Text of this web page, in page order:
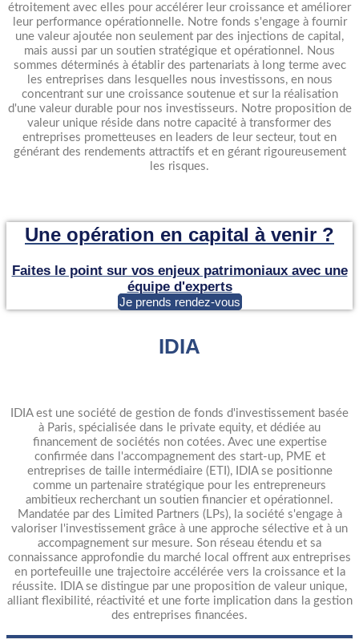
étroitement avec elles pour accélérer leur croissance et améliorer
leur performance opérationnelle. Notre fonds s'engage à fournir
une valeur ajoutée non seulement par des injections de capital,
mais aussi par un soutien stratégique et opérationnel. Nous
sommes déterminés à établir des partenariats à long terme avec
les entreprises dans lesquelles nous investissons, en nous
concentrant sur une croissance soutenue et sur la réalisation
d'une valeur durable pour nos investisseurs. Notre proposition de
valeur unique réside dans notre capacité à transformer des
entreprises prometteuses en leaders de leur secteur, tout en
générant des rendements attractifs et en gérant rigoureusement
les risques.
Une opération en capital à venir ?
Faites le point sur vos enjeux patrimoniaux avec une
équipe d'experts
Je prends rendez-vous
IDIA
IDIA est une société de gestion de fonds d'investissement basée
à Paris, spécialisée dans le private equity, et dédiée au
financement de sociétés non cotées. Avec une expertise
confirmée dans l'accompagnement des start-up, PME et
entreprises de taille intermédiaire (ETI), IDIA se positionne
comme un partenaire stratégique pour les entrepreneurs
ambitieux recherchant un soutien financier et opérationnel.
Mandatée par des Limited Partners (LPs), la société s'engage à
valoriser l'investissement grâce à une approche sélective et à un
accompagnement sur mesure. Son réseau étendu et sa
connaissance approfondie du marché local offrent aux entreprises
en portefeuille une trajectoire accélérée vers la croissance et la
réussite. IDIA se distingue par une proposition de valeur unique,
alliant flexibilité, réactivité et une forte implication dans la gestion
des entreprises financées.